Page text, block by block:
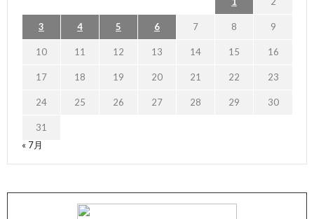
3 4 5 6 7 8 9
10 11 12 13 14 15 16
17 18 19 20 21 22 23
24 25 26 27 28 29 30
31
« 7月